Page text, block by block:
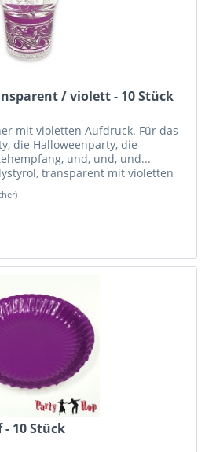
/ violett - 10 Stück
mit violetten Aufdruck. Für das
die Halloweenparty, die
und, und, und...
transparent mit violetten
10 Stück